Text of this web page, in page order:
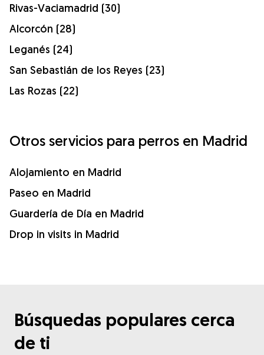
Rivas-Vaciamadrid (30)
Alcorcón (28)
Leganés (24)
San Sebastián de los Reyes (23)
Las Rozas (22)
Otros servicios para perros en Madrid
Alojamiento en Madrid
Paseo en Madrid
Guardería de Día en Madrid
Drop in visits in Madrid
Búsquedas populares cerca
de ti